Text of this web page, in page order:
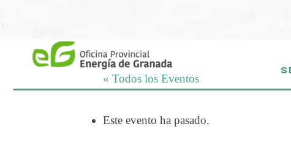
al
« Todos los Eventos
Este evento ha pasado.